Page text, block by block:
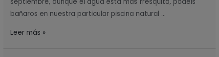
bañaros en nuestra particular piscina natural …
Leer más »